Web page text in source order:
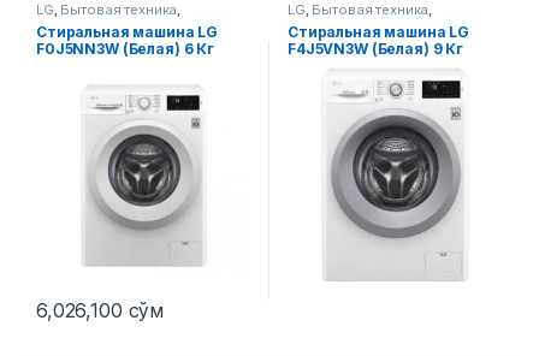
LG, Бытовая техника,
Стиральные машины
Стиральная машина LG
F0J5NN3W (Белая) 6 Кг
6,026,100 сўм
LG, Бытовая техника,
Стиральные машины
Стиральная машина LG
F4J5VN3W (Белая) 9 Кг